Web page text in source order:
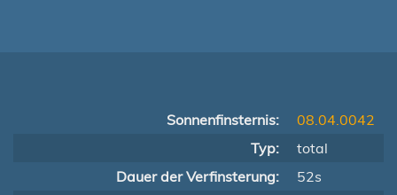
Sonnenfinsternis:
08.04.0042
Typ:
total
Dauer der Verfinsterung:
52s